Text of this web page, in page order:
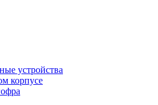
устройства
корпусе